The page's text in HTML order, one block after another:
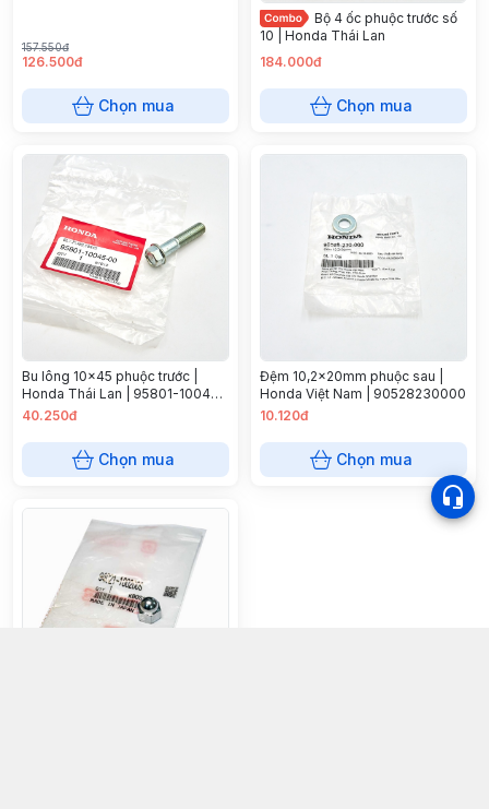
157.550đ
126.500đ
Chọn mua
Bộ 4 ốc phuộc trước số
10 | Honda Thái Lan
184.000đ
Chọn mua
Bu lông 10x45 phuộc trước |
Honda Thái Lan | 95801-10045-
00
40.250đ
Chọn mua
Đệm 10,2x20mm phuộc sau |
Honda Việt Nam | 90528230000
10.120đ
Chọn mua